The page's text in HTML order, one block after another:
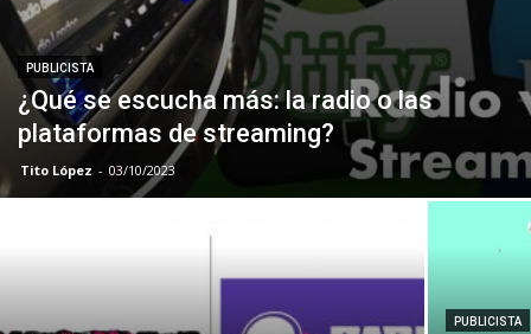
PUBLICISTA
¿Qué se escucha más: la radio o las
plataformas de streaming?
Tito López - 03/10/2023
PUBLICISTA